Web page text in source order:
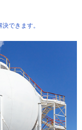
できます。